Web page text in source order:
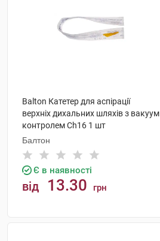
Balton Катетер для аспірації
верхніх дихальних шляхів з вакуум
контролем Ch16 1 шт
Балтон
Є в наявності
від 13.30 грн